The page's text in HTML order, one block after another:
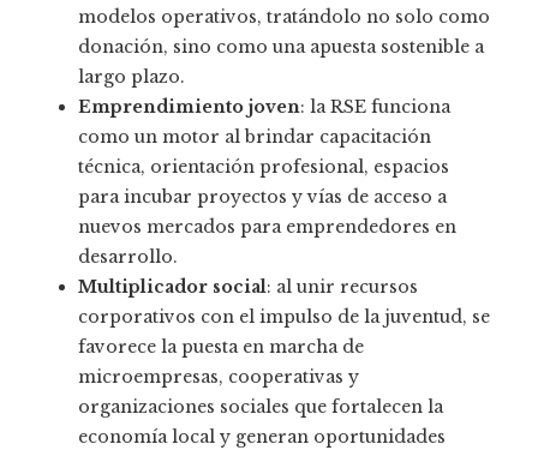
modelos operativos, tratándolo no solo como
donación, sino como una apuesta sostenible a
largo plazo.
Emprendimiento joven: la RSE funciona
como un motor al brindar capacitación
técnica, orientación profesional, espacios
para incubar proyectos y vías de acceso a
nuevos mercados para emprendedores en
desarrollo.
Multiplicador social: al unir recursos
corporativos con el impulso de la juventud, se
favorece la puesta en marcha de
microempresas, cooperativas y
organizaciones sociales que fortalecen la
economía local y generan oportunidades